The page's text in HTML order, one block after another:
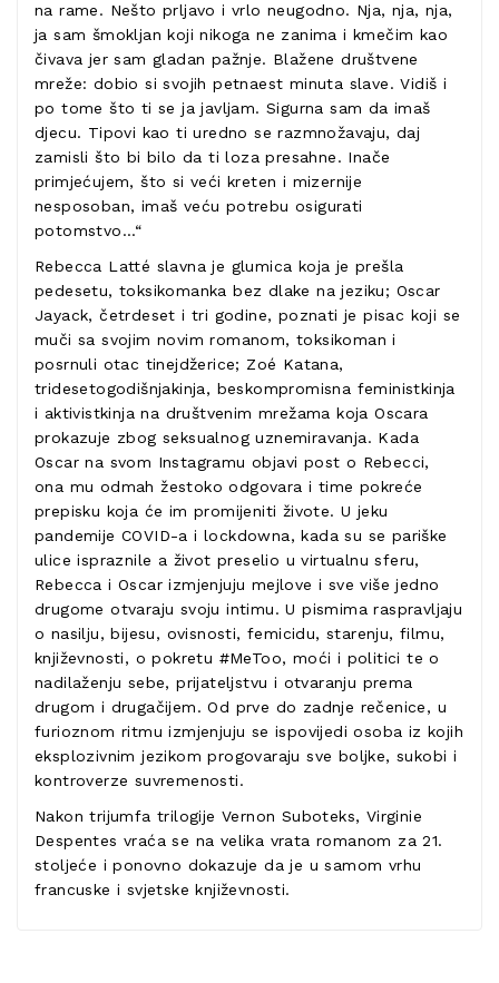
na rame. Nešto prljavo i vrlo neugodno. Nja, nja, nja,
ja sam šmokljan koji nikoga ne zanima i kmečim kao
čivava jer sam gladan pažnje. Blažene društvene
mreže: dobio si svojih petnaest minuta slave. Vidiš i
po tome što ti se ja javljam. Sigurna sam da imaš
djecu. Tipovi kao ti uredno se razmnožavaju, daj
zamisli što bi bilo da ti loza presahne. Inače
primjećujem, što si veći kreten i mizernije
nesposoban, imaš veću potrebu osigurati
potomstvo...“
Rebecca Latté slavna je glumica koja je prešla
pedesetu, toksikomanka bez dlake na jeziku; Oscar
Jayack, četrdeset i tri godine, poznati je pisac koji se
muči sa svojim novim romanom, toksikoman i
posrnuli otac tinejdžerice; Zoé Katana,
tridesetogodišnjakinja, beskompromisna feministkinja
i aktivistkinja na društvenim mrežama koja Oscara
prokazuje zbog seksualnog uznemiravanja. Kada
Oscar na svom Instagramu objavi post o Rebecci,
ona mu odmah žestoko odgovara i time pokreće
prepisku koja će im promijeniti živote. U jeku
pandemije COVID-a i lockdowna, kada su se pariške
ulice ispraznile a život preselio u virtualnu sferu,
Rebecca i Oscar izmjenjuju mejlove i sve više jedno
drugome otvaraju svoju intimu. U pismima raspravljaju
o nasilju, bijesu, ovisnosti, femicidu, starenju, filmu,
književnosti, o pokretu #MeToo, moći i politici te o
nadilaženju sebe, prijateljstvu i otvaranju prema
drugom i drugačijem. Od prve do zadnje rečenice, u
furioznom ritmu izmjenjuju se ispovijedi osoba iz kojih
eksplozivnim jezikom progovaraju sve boljke, sukobi i
kontroverze suvremenosti.
Nakon trijumfa trilogije Vernon Suboteks, Virginie
Despentes vraća se na velika vrata romanom za 21.
stoljeće i ponovno dokazuje da je u samom vrhu
francuske i svjetske književnosti.